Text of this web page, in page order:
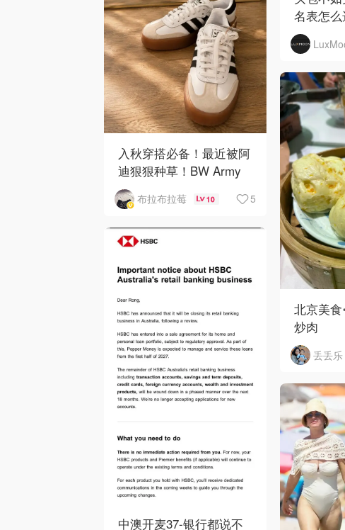
名表怎么
入秋穿搭必备！最近被阿
迪狠狠种草！BW Army
和 Sambae 值得拥有！
布拉布拉莓 10 5
北京美
炒肉
丢丢乐
中澳开麦37-银行都说不